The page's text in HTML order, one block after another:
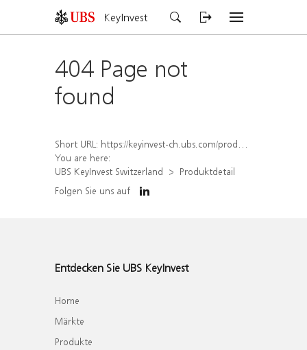
KeyInvest
404 Page not
found
Short URL: https://keyinvest-ch.ubs.com/produkt/detail/index/isin/CH1565648487
You are here:
UBS KeyInvest Switzerland
Produktdetail
Folgen Sie uns auf
Entdecken Sie UBS KeyInvest
Home
Märkte
Produkte